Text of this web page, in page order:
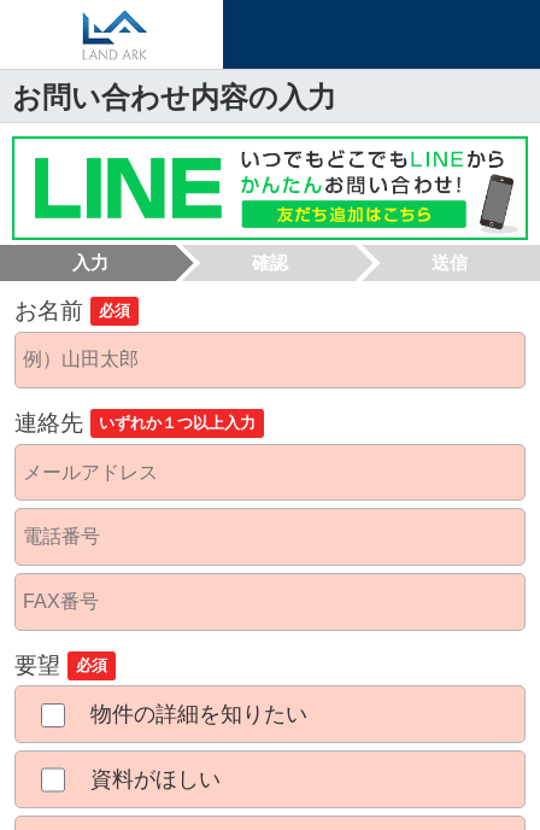
お問い合わせ内容の入力
入力 確認 送信
お名前 必須
連絡先 いずれか１つ以上入力
要望 必須
物件の詳細を知りたい
資料がほしい